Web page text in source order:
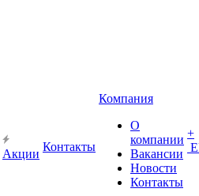
Акции
Контакты
Компания
О
компании
Вакансии
Новости
Контакты
+